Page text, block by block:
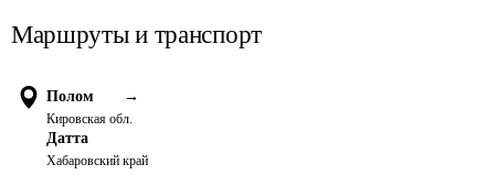
Маршруты и транспорт
Полом →
Кировская обл.
Датта
Хабаровский край